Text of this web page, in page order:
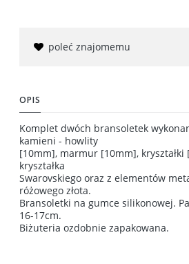
poleć znajomemu
OPIS
Komplet dwóch bransoletek
kamieni - howlity
[10mm], marmur [10mm], kryształki
kryształka
Swarovskiego oraz z elementów
różowego złota.
Bransoletki na gumce silikonowej.
16-17cm.
Biżuteria ozdobnie zapakowana.